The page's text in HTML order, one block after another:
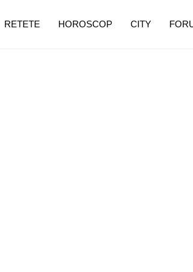
RETETE HOROSCOP CITY
pe măsură ce înaintezi în vârstă